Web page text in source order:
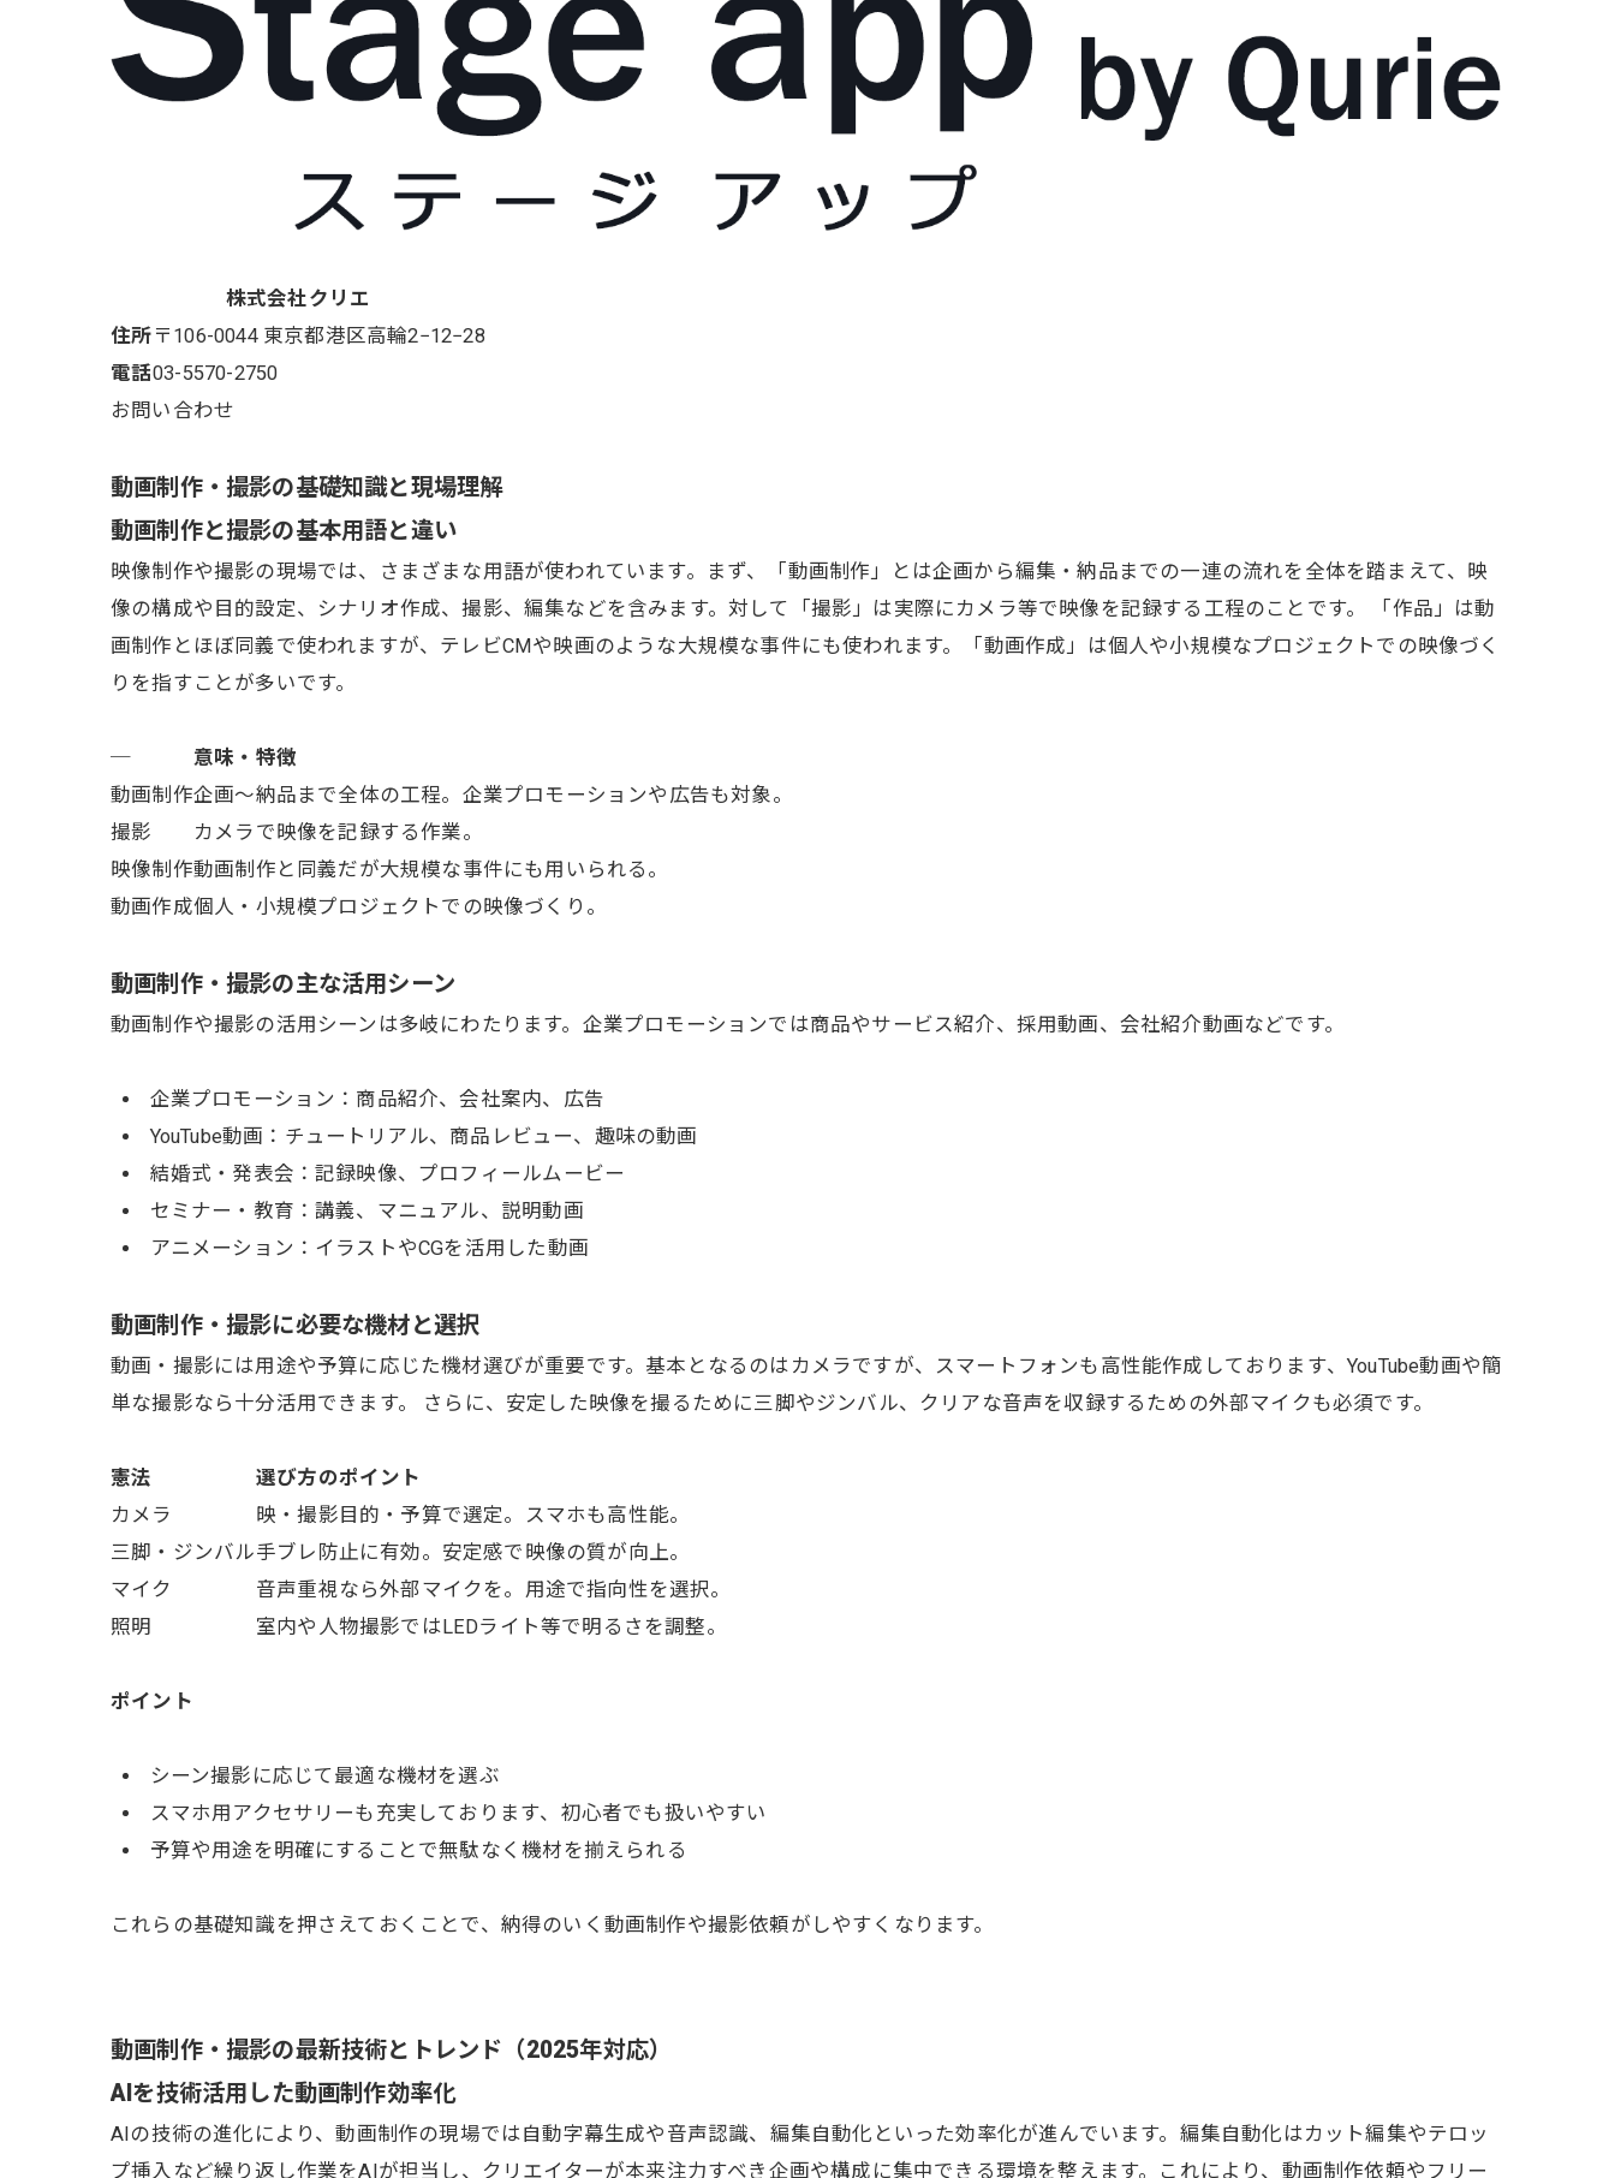
株式会社クリエ
住所 〒106-0044東京都港区高輪2−12−28
電話03-5570-2750
お問い合わせ
動画制作・撮影の基礎知識と現場理解
動画制作と撮影の基本用語と違い
映像制作や撮影の現場では、さまざまな用語が使われています。まず、「動画制作」とは企画から編集・納品までの一連の流れを全体を踏まえて、映
像の構成や目的設定、シナリオ作成、撮影、編集などを含みます。対して「撮影」は実際にカメラ等で映像を記録する工程のことです。 「作品」は動
画制作とほぼ同義で使われますが、テレビCMや映画のような大規模な事件にも使われます。「動画作成」は個人や小規模なプロジェクトでの映像づく
りを指すことが多いです。
─
意味・特徴
動画制作企画～納品まで全体の工程。企業プロモーションや広告も対象。
撮影
カメラで映像を記録する作業。
映像制作動画制作と同義だが大規模な事件にも用いられる。
動画作成個人・小規模プロジェクトでの映像づくり。
動画制作・撮影の主な活用シーン
動画制作や撮影の活用シーンは多岐にわたります。企業プロモーションでは商品やサービス紹介、採用動画、会社紹介動画などです。
企業プロモーション：商品紹介、会社案内、広告
YouTube動画：チュートリアル、商品レビュー、趣味の動画
結婚式・発表会：記録映像、プロフィールムービー
セミナー・教育：講義、マニュアル、説明動画
アニメーション：イラストやCGを活用した動画
動画制作・撮影に必要な機材と選択
動画・撮影には用途や予算に応じた機材選びが重要です。基本となるのはカメラですが、スマートフォンも高性能作成しております、YouTube動画や簡
単な撮影なら十分活用できます。 さらに、安定した映像を撮るために三脚やジンバル、クリアな音声を収録するための外部マイクも必須です。
憲法
選び方のポイント
カメラ
映・撮影目的・予算で選定。スマホも高性能。
三脚・ジンバル手ブレ防止に有効。安定感で映像の質が向上。
マイク
音声重視なら外部マイクを。用途で指向性を選択。
照明
室内や人物撮影ではLEDライト等で明るさを調整。
ポイント
シーン撮影に応じて最適な機材を選ぶ
スマホ用アクセサリーも充実しております、初心者でも扱いやすい
予算や用途を明確にすることで無駄なく機材を揃えられる
これらの基礎知識を押さえておくことで、納得のいく動画制作や撮影依頼がしやすくなります。
動画制作・撮影の最新技術とトレンド（2025年対応）
AIを技術活用した動画制作効率化
AIの技術の進化により、動画制作の現場では自動字幕生成や音声認識、編集自動化といった効率化が進んでいます。編集自動化はカット編集やテロッ
プ挿入など繰り返し作業をAIが担当し、クリエイターが本来注力すべき企画や構成に集中できる環境を整えます。これにより、動画制作依頼やフリー